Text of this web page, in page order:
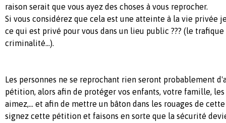
raison serait que vous ayez des choses à vous reprocher.
Si vous considérez que cela est une atteinte à la vie privée
ce qui est privé pour vous dans un lieu public ??? (le
criminalité...).
Les personnes ne se reprochant rien seront probablement
pétition, alors afin de protéger vos enfants, votre famille, les
aimez,... et afin de mettre un bâton dans les rouages de
signez cette pétition et faisons en sorte que la sécurité